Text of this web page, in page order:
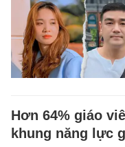
Hơn 64% giáo
khung năng lực